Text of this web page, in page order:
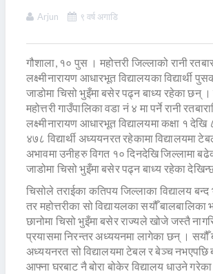
Arjun ९ वर्ष अगाडि
गौशाला, १० पुस । महोत्तरी जिल्लाको रानी
लक्ष्मीनारायण आधारभूत विद्यालयका विद्यार्थी
जाडोमा चिसो भुइँमा बसेर पढ्न बाध्य रहेका छन्
महोत्तरी गाउँपालिका वडा नं ४ मा पर्ने रानी
लक्ष्मीनारायण आधारभूत विद्यालयमा कक्षा १ देखि
४७८ विद्यार्थी अध्ययनरत रहेकामा विद्यालयमा
अभावमा उनीहरु विगत १० दिनदेखि जिल्लामा
जाडोमा चिसो भुइँमा बसेर पढ्न बाध्य रहेका
चिसोले तराईका कतिपय जिल्लाका विद्यालय
तर महोत्तरीका सो विद्यायलका सयौँ
छानोमा चिसो भुइँमा बसेर राज्यले खोजे जस्तै
प्रयासमा निरन्तर अध्ययनमा लागेका छन् । सयौँ
अध्ययनरत सो विद्यालयमा टेबल र बेञ्च नभएपछि
आफ्ना घरबाट नै बोरा बोकेर विद्यालय धाउने